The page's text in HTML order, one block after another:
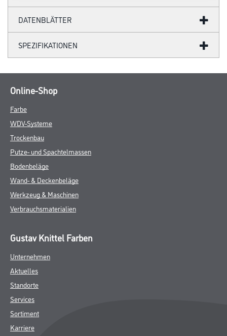
DATENBLÄTTER
SPEZIFIKATIONEN
Online-Shop
Farbe
WDV-Systeme
Trockenbau
Putze- und Spachtelmassen
Bodenbeläge
Wand- & Deckenbeläge
Werkzeug & Maschinen
Verbrauchsmaterialien
Gustav Knittel Farben
Unternehmen
Aktuelles
Standorte
Services
Sortiment
Karriere